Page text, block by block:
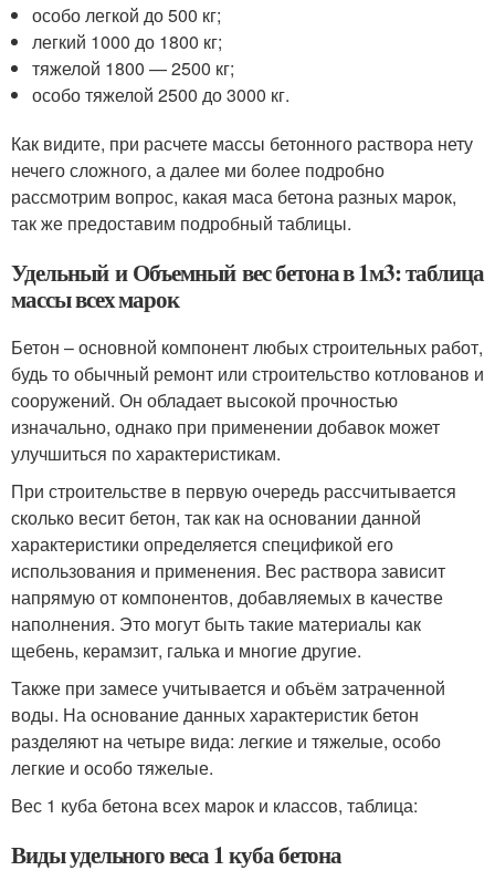
особо легкой до 500 кг;
легкий 1000 до 1800 кг;
тяжелой 1800 — 2500 кг;
особо тяжелой 2500 до 3000 кг.
Как видите, при расчете массы бетонного раствора нету
нечего сложного, а далее ми более подробно
рассмотрим вопрос, какая маса бетона разных марок,
так же предоставим подробный таблицы.
Удельный и Объемный вес бетона в 1м3: таблица
массы всех марок
Бетон – основной компонент любых строительных работ,
будь то обычный ремонт или строительство котлованов и
сооружений. Он обладает высокой прочностью
изначально, однако при применении добавок может
улучшиться по характеристикам.
При строительстве в первую очередь рассчитывается
сколько весит бетон, так как на основании данной
характеристики определяется спецификой его
использования и применения. Вес раствора зависит
напрямую от компонентов, добавляемых в качестве
наполнения. Это могут быть такие материалы как
щебень, керамзит, галька и многие другие.
Также при замесе учитывается и объём затраченной
воды. На основание данных характеристик бетон
разделяют на четыре вида: легкие и тяжелые, особо
легкие и особо тяжелые.
Вес 1 куба бетона всех марок и классов, таблица:
Виды удельного веса 1 куба бетона